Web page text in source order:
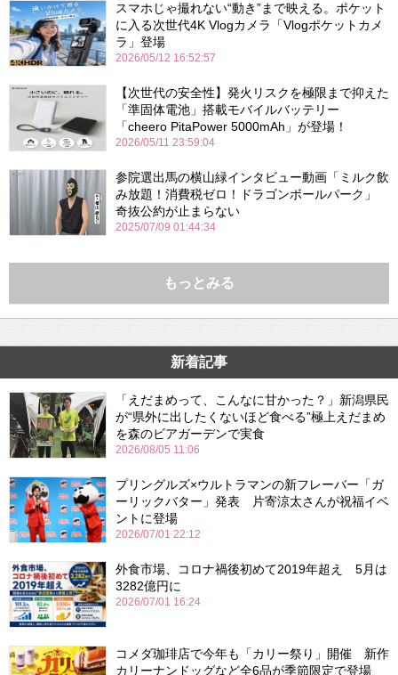
スマホじゃ撮れない“動き”まで映える。ポケット
に入る次世代4K Vlogカメラ「Vlogポケットカメ
ラ」登場
2026/05/12 16:52:57
【次世代の安全性】発火リスクを極限まで抑えた
「準固体電池」搭載モバイルバッテリー
「cheero PitaPower 5000mAh」が登場！
2026/05/11 23:59:04
参院選出馬の横山緑インタビュー動画「ミルク飲
み放題！消費税ゼロ！ドラゴンボールパーク」
奇抜公約が止まらない
2025/07/09 01:44:34
もっとみる
新着記事
「えだまめって、こんなに甘かった？」新潟県民
が“県外に出したくないほど食べる”極上えだまめ
を森のビアガーデンで実食
2026/08/05 11:06
プリングルズ×ウルトラマンの新フレーバー「ガ
ーリックバター」発表 片寄涼太さんが祝福イベ
ントに登場
2026/07/01 22:12
外食市場、コロナ禍後初めて2019年超え 5月は
3282億円に
2026/07/01 16:24
コメダ珈琲店で今年も「カリー祭り」開催 新作
カリーナンドッグなど全6品が季節限定で登場